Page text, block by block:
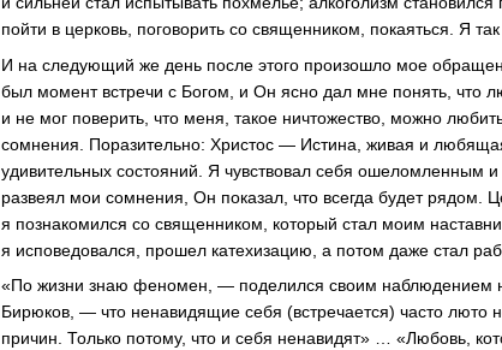
пойти в церковь, поговорить со священником, покаяться. Я так
И на следующий же день после этого произошло мое
был момент встречи с Богом, и Он ясно дал мне понять,
и не мог поверить, что меня, такое ничтожество, можно
сомнения. Поразительно: Христос — Истина, живая и
удивительных состояний. Я чувствовал себя ошеломленным
развеял мои сомнения, Он показал, что всегда будет рядом.
я познакомился со священником, который стал моим
я исповедовался, прошел катехизацию, а потом даже стал
«По жизни знаю феномен, — поделился своим наблюдением
Бирюков, — что ненавидящие себя (встречается) часто люто
причин. Только потому, что и себя ненавидят» … «Любовь,